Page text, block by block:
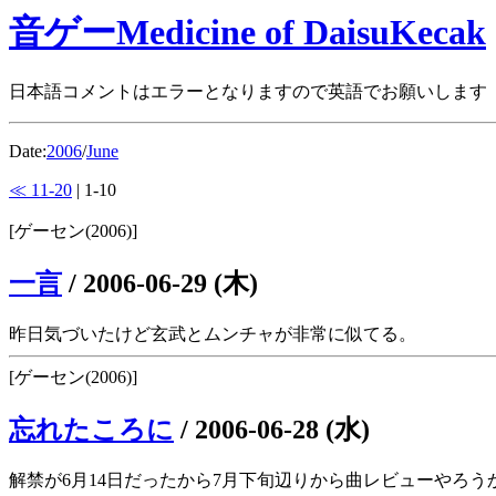
音ゲーMedicine of DaisuKecak
日本語コメントはエラーとなりますので英語でお願いします
Date:2006/June
≪ 11-20 | 1-10
[ゲーセン(2006)]
一言 / 2006-06-29 (木)
昨日気づいたけど玄武とムンチャが非常に似てる。
[ゲーセン(2006)]
忘れたころに / 2006-06-28 (水)
解禁が6月14日だったから7月下旬辺りから曲レビューやろう